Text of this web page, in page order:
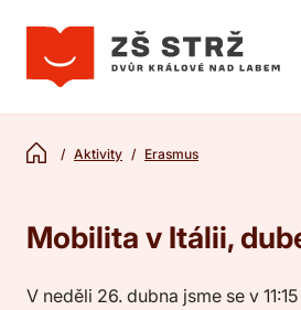
Aktivity Erasmus
Mobilita v Itálii,
V neděli 26. dubna jsme se v